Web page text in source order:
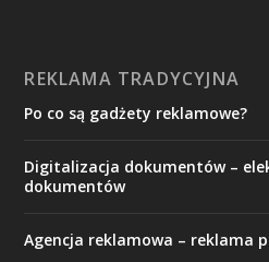
REKLAMA TRADYCYJNA
Po co są gadżety reklamowe?
Digitalizacja dokumentów –
dokumentów
Agencja reklamowa – reklama